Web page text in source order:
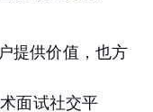
提供价值，也方
面试社交平